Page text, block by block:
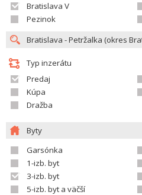
Bratislava V
Pezinok
Typ inzerátu
Predaj
Kúpa
Dražba
Byty
Garsónka
1-izb. byt
3-izb. byt
5-izb. byt a väčší